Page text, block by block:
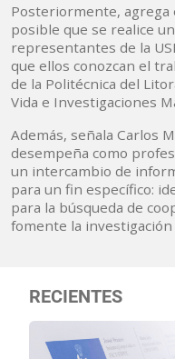
Posteriormente, agrega
posible que se realice
representantes de la
que ellos conozcan el
de la Politécnica del
Vida e Investigaciones
Además, señala Carlos
desempeña como
un intercambio de
para un fin específico:
para la búsqueda de
fomente la
RECIENTES